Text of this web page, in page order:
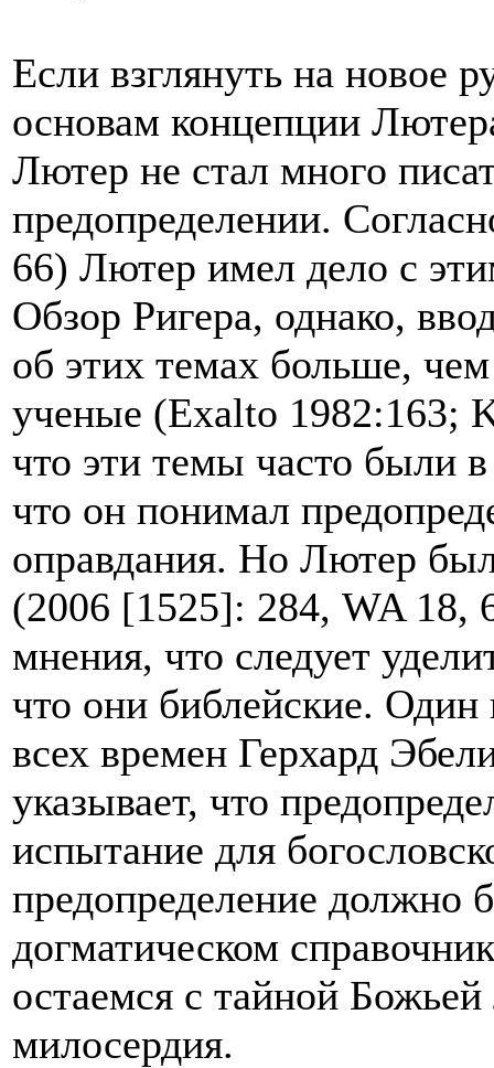
Если взглянуть на новое
основам концепции
Лютер не стал много
предопределении.
66) Лютер имел дело с
Обзор Ригера, однако,
об этих темах больше,
ученые (Exalto 1982:163;
что эти темы часто были
что он понимал
оправдания. Но Лютер
(2006 [1525]: 284, WA 18,
мнения, что следует
что они библейские.
всех времен Герхард
указывает, что
испытание для
предопределение должно
догматическом
остаемся с тайной
милосердия.